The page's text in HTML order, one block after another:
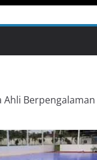
Ahli Berpengalaman